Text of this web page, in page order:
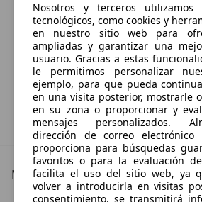
IVA deducible
Esta información la proporciona el proveedor
Más detalles
Nosotros y terceros utilizamos
tecnológicos, como cookies y
en nuestro sitio web para
ampliadas y garantizar una
usuario. Gracias a estas
le permitimos personalizar
ejemplo, para que pueda
en una visita posterior, mostrarle
en su zona o proporcionar y
mensajes personalizados.
dirección de correo electrónico
proporciona para búsquedas
favoritos o para la evaluación
facilita el uso del sitio web, ya
volver a introducirla en visitas
consentimiento, se transmitirá